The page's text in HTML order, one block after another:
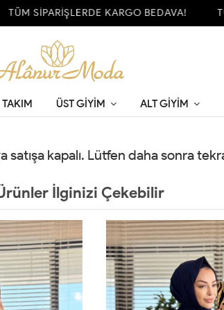
TÜM SİPARİŞLERDE KARGO BEDAVA!
TAKIM ÜST GIYIM ALT GIYIM
satışa kapalı. Lütfen daha sonra
İlginizi Çekebilir